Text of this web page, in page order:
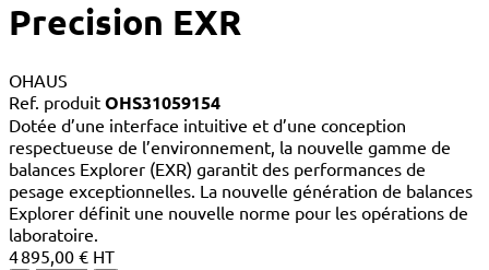
Precision EXR
OHAUS
Ref. produit OHS31059154
Dotée d’une interface intuitive et d’une conception
respectueuse de l’environnement, la nouvelle gamme de
balances Explorer (EXR) garantit des performances de
pesage exceptionnelles. La nouvelle génération de balances
Explorer définit une nouvelle norme pour les opérations de
laboratoire.
4 895,00 € HT